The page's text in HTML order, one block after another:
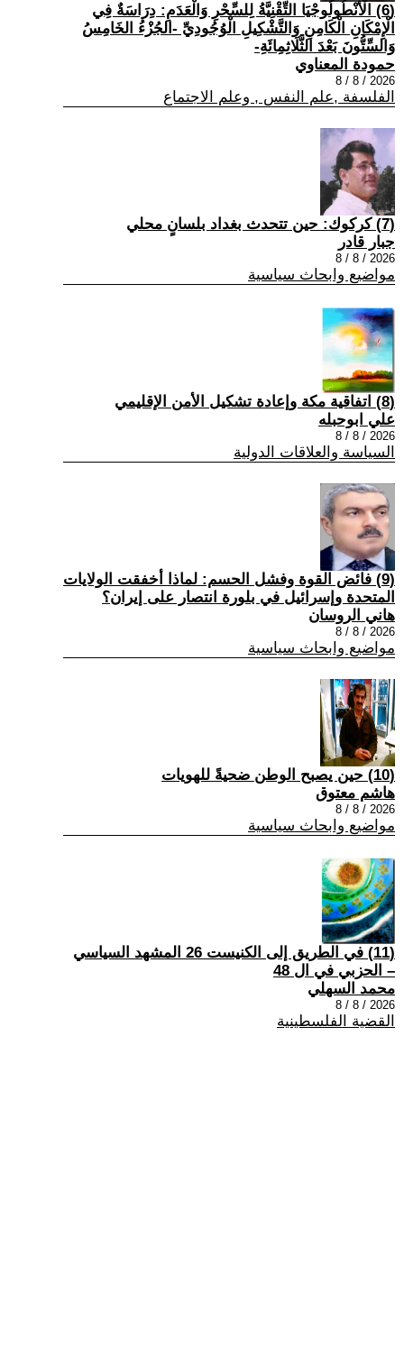
(6) الْأَنْطُولُوجْيَا التِّقْنِيَّةُ لِلسِّحْرِ وَالْعَدَمِ: دِرَاسَةٌ فِي
الْإِمْكَانِ الْكَامِنِ وَالتَّشْكِيلِ الْوُجُودِيِّ -الجُزْءُ الخَامِسُ
وَالسِّتُّونَ بَعْدَ الثَّلَاثِمِائَةِ-
حمودة المعناوي
2026 / 8 / 8
الفلسفة ,علم النفس , وعلم الاجتماع
(7) كركوك: حين تتحدث بغداد بلسانٍ محلي
جبار قادر
2026 / 8 / 8
مواضيع وابحاث سياسية
(8) اتفاقية مكة وإعادة تشكيل الأمن الإقليمي
علي ابوحبله
2026 / 8 / 8
السياسة والعلاقات الدولية
(9) فائض القوة وفشل الحسم: لماذا أخفقت الولايات
المتحدة وإسرائيل في بلورة انتصار على إيران؟
هاني الروسان
2026 / 8 / 8
مواضيع وابحاث سياسية
(10) حين يصبح الوطن ضحيةً للهويات
هاشم معتوق
2026 / 8 / 8
مواضيع وابحاث سياسية
(11) في الطريق إلى الكنيست 26 المشهد السياسي
– الحزبي في ال 48
محمد السهلي
2026 / 8 / 8
القضية الفلسطينية